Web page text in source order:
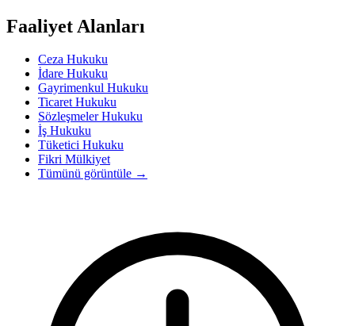
Faaliyet Alanları
Ceza Hukuku
İdare Hukuku
Gayrimenkul Hukuku
Ticaret Hukuku
Sözleşmeler Hukuku
İş Hukuku
Tüketici Hukuku
Fikri Mülkiyet
Tümünü görüntüle →